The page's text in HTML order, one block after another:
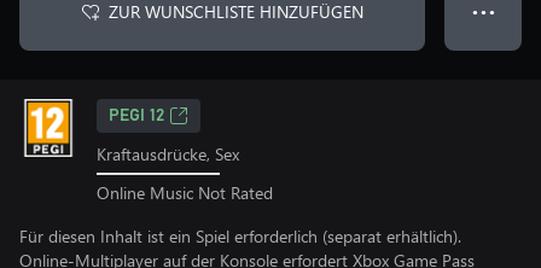
ZUR WUNSCHLISTE HINZUFÜGEN ● ● ●
PEGI 12
Kraftausdrücke, Sex
Online Music Not Rated
Für diesen Inhalt ist ein Spiel erforderlich (separat erhältlich).
Online-Multiplayer auf der Konsole erfordert Xbox Game Pass